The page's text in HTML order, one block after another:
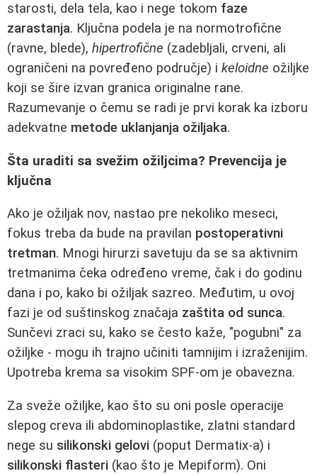
starosti, dela tela, kao i nege tokom faze
zarastanja. Ključna podela je na normotrofične
(ravne, blede), hipertrofične (zadebljali, crveni, ali
ograničeni na povređeno područje) i keloidne ožiljke
koji se šire izvan granica originalne rane.
Razumevanje o čemu se radi je prvi korak ka izboru
adekvatne metode uklanjanja ožiljaka.
Šta uraditi sa svežim ožiljcima? Prevencija je
ključna
Ako je ožiljak nov, nastao pre nekoliko meseci,
fokus treba da bude na pravilan postoperativni
tretman. Mnogi hirurzi savetuju da se sa aktivnim
tretmanima čeka određeno vreme, čak i do godinu
dana i po, kako bi ožiljak sazreo. Međutim, u ovoj
fazi je od suštinskog značaja zaštita od sunca.
Sunčevi zraci su, kako se često kaže, "pogubni" za
ožiljke - mogu ih trajno učiniti tamnijim i izraženijim.
Upotreba krema sa visokim SPF-om je obavezna.
Za sveže ožiljke, kao što su oni posle operacije
slepog creva ili abdominoplastike, zlatni standard
nege su silikonski gelovi (poput Dermatix-a) i
silikonski flasteri (kao što je Mepiform). Oni